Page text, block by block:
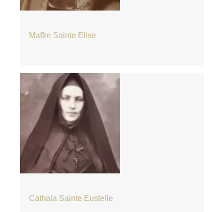
Maffre Sainte Elise
Cathala Sainte Eustelle